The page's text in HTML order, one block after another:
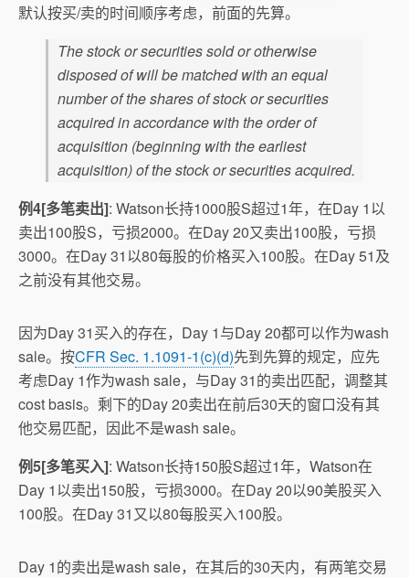
默认按买/卖的时间顺序考虑，前面的先算。
The stock or securities sold or otherwise
disposed of will be matched with an equal
number of the shares of stock or securities
acquired in accordance with the order of
acquisition (beginning with the earliest
acquisition) of the stock or securities acquired.
例4[多笔卖出]: Watson长持1000股S超过1年，在Day 1以
卖出100股S，亏损2000。在Day 20又卖出100股，亏损
3000。在Day 31以80每股的价格买入100股。在Day 51及
之前没有其他交易。
因为Day 31买入的存在，Day 1与Day 20都可以作为wash
sale。按CFR Sec. 1.1091-1(c)(d)先到先算的规定，应先
考虑Day 1作为wash sale，与Day 31的卖出匹配，调整其
cost basis。剩下的Day 20卖出在前后30天的窗口没有其
他交易匹配，因此不是wash sale。
例5[多笔买入]: Watson长持150股S超过1年，Watson在
Day 1以卖出150股，亏损3000。在Day 20以90美股买入
100股。在Day 31又以80每股买入100股。
Day 1的卖出是wash sale，在其后的30天内，有两笔交易